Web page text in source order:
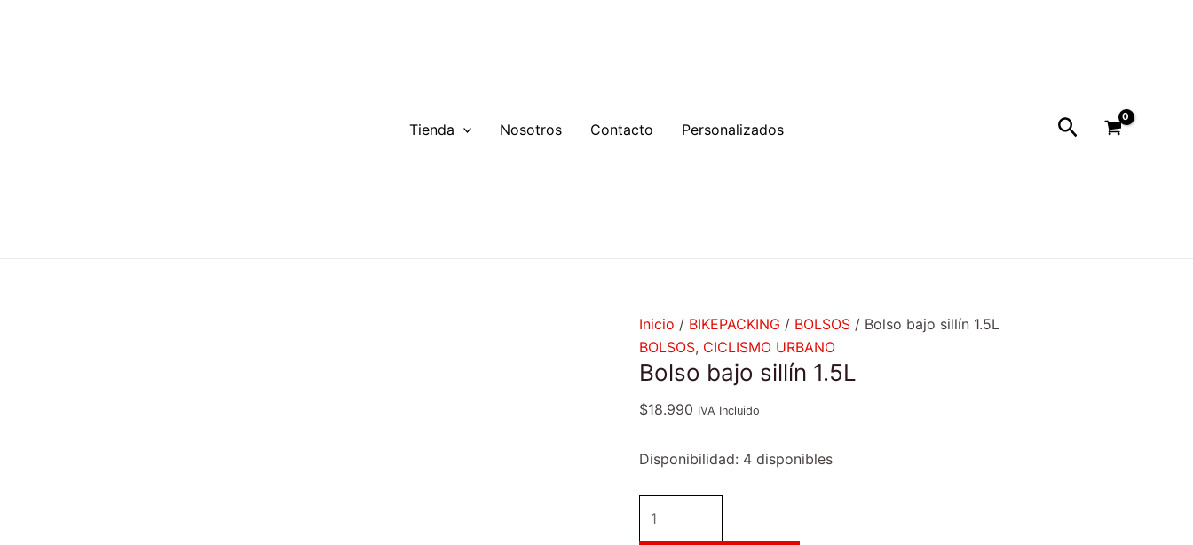
Tienda Nosotros Contacto Personalizados Buscar
Inicio / BIKEPACKING / BOLSOS / Bolso bajo sillín 1.5L
BOLSOS, CICLISMO URBANO
Bolso bajo sillín 1.5L
$18.990 IVA Incluido
Disponibilidad: 4 disponibles